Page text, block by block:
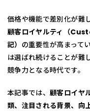
価格や機能で差別化が難
顧客ロイヤルティ（
記） の重要性が高まって
は選ばれ続けることが難
競争力となる時代です。
本記事では、顧客ロイヤ
類、注目される背景、向